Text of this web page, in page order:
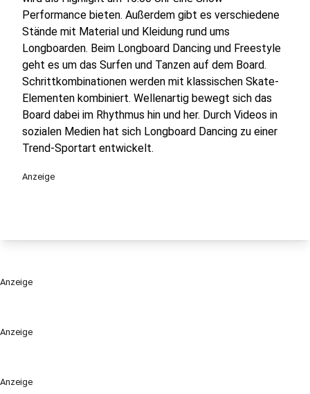
Anzeige
Anzeige
Performance bieten. Außerdem gibt es verschiedene
Stände mit Material und Kleidung rund ums
Longboarden. Beim Longboard Dancing und Freestyle
geht es um das Surfen und Tanzen auf dem Board.
Schrittkombinationen werden mit klassischen Skate-
Elementen kombiniert. Wellenartig bewegt sich das
Board dabei im Rhythmus hin und her. Durch Videos in
sozialen Medien hat sich Longboard Dancing zu einer
Trend-Sportart entwickelt.
Anzeige
Anzeige